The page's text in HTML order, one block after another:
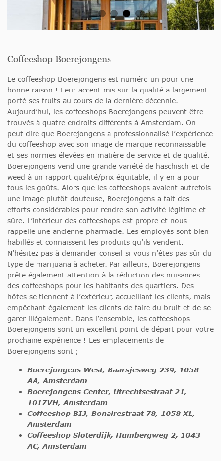
Coffeeshop Boerejongens
Le coffeeshop Boerejongens est numéro un pour une
bonne raison ! Leur accent mis sur la qualité a largement
porté ses fruits au cours de la dernière décennie.
Aujourd’hui, les coffeeshops Boerejongens peuvent être
trouvés à quatre endroits différents à Amsterdam. On
peut dire que Boerejongens a professionnalisé l’expérience
du coffeeshop avec son image de marque reconnaissable
et ses normes élevées en matière de service et de qualité.
Boerejongens vend une grande variété de haschisch et de
weed à un rapport qualité/prix équitable, il y en a pour
tous les goûts. Alors que les coffeeshops avaient autrefois
une image plutôt douteuse, Boerejongens a fait des
efforts considérables pour rendre son activité légitime et
sûre. L’intérieur des coffeeshops est propre et nous
rappelle une ancienne pharmacie. Les employés sont bien
habillés et connaissent les produits qu’ils vendent.
N’hésitez pas à demander conseil si vous n’êtes pas sûr du
type de marijuana à acheter. Par ailleurs, Boerejongens
prête également attention à la réduction des nuisances
des coffeeshops pour les habitants des quartiers. Des
hôtes se tiennent à l’extérieur, accueillant les clients, mais
empêchant également les clients de faire du bruit et de se
garer illégalement. Dans l’ensemble, les coffeeshops
Boerejongens sont un excellent point de départ pour votre
prochaine expérience ! Les emplacements de
Boerejongens sont ;
Boerejongens West, Baarsjesweg 239, 1058
AA, Amsterdam
Boerejongens Center, Utrechtsestraat 21,
1017VH, Amsterdam
Coffeeshop BIJ, Bonairestraat 78, 1058 XL,
Amsterdam
Coffeeshop Sloterdijk, Humbergweg 2, 1043
AC, Amsterdam